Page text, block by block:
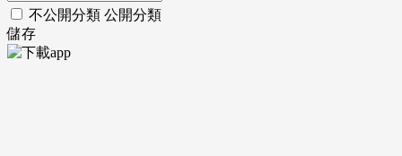
不公開分類 公開分類
儲存